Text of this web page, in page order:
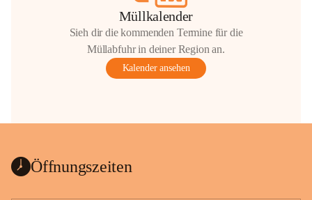
Müllkalender
Sieh dir die kommenden Termine für die
Müllabfuhr in deiner Region an.
Kalender ansehen
Öffnungszeiten